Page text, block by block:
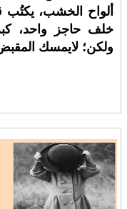
ألواح الخشب، يكتُب
خلف حاجز واحد،
ولكن؛ لايمسك